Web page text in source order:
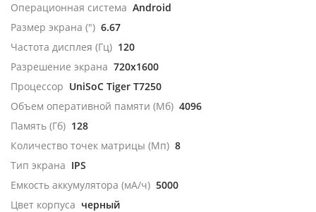
Операционная система Android
Размер экрана (") 6.67
Частота дисплея (Гц) 120
Разрешение экрана 720x1600
Процессор UniSoC Tiger T7250
Объем оперативной памяти (Мб) 4096
Память (Гб) 128
Количество точек матрицы (Мп) 8
Тип экрана IPS
Емкость аккумулятора (мА/ч) 5000
Цвет корпуса черный